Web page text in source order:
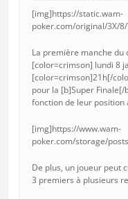
[img]https://static.wam-
poker.com/original/3X/
La première manche
[color=crimson] lundi 8
[color=crimson]21h[/
pour la [b]Super
fonction de leur position
[img]https://www.wam-
poker.com/storage/
De plus, un joueur peut
3 premiers à plusieurs